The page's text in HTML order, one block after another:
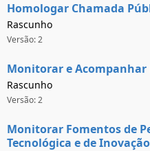
Homologar Chamada
Rascunho
Versão: 2
Monitorar e Acompanhar
Rascunho
Versão: 2
Monitorar Fomentos de
Tecnológica e de Inovação